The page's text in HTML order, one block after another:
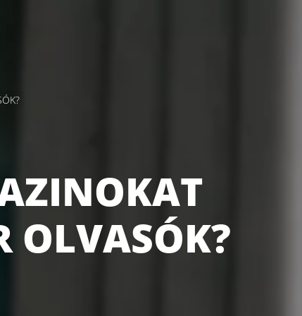
OLVASÓK?